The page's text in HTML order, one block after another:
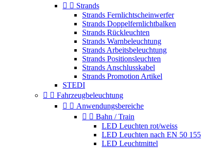
  Strands
Strands Fernlichtscheinwerfer
Strands Doppelfernlichtbalken
Strands Rückleuchten
Strands Warnbeleuchtung
Strands Arbeitsbeleuchtung
Strands Positionsleuchten
Strands Anschlusskabel
Strands Promotion Artikel
STEDI
  Fahrzeugbeleuchtung
  Anwendungsbereiche
  Bahn / Train
LED Leuchten rot/weiss
LED Leuchten nach EN 50 155
LED Leuchtmittel